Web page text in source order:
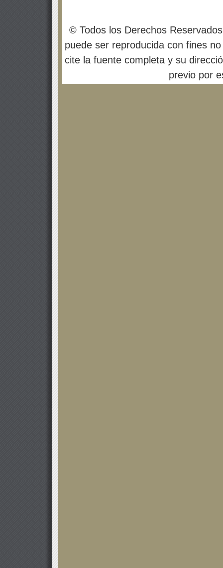
© Todos los Derechos
puede ser reproducida con fines
cite la fuente completa y su
previo por